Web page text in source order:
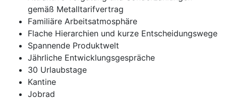
gemäß Metalltarifvertrag
Familiäre Arbeitsatmosphäre
Flache Hierarchien und kurze Entscheidungswege
Spannende Produktwelt
Jährliche Entwicklungsgespräche
30 Urlaubstage
Kantine
Jobrad